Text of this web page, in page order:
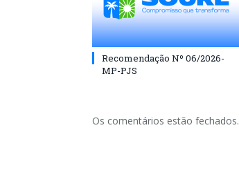
Recomendação Nº 06/2026-
MP-PJS
Os comentários estão fechados.